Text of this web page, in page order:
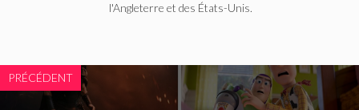
l'Angleterre et des États-Unis.
PRÉCÉDENT